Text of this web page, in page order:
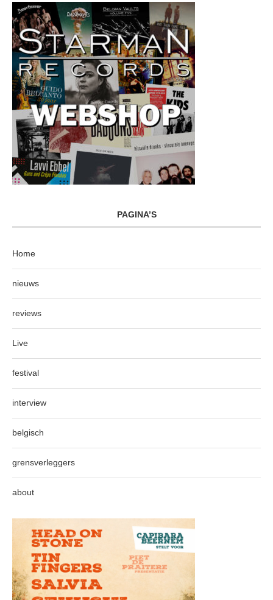
PAGINA’S
Home
nieuws
reviews
Live
festival
interview
belgisch
grensverleggers
about